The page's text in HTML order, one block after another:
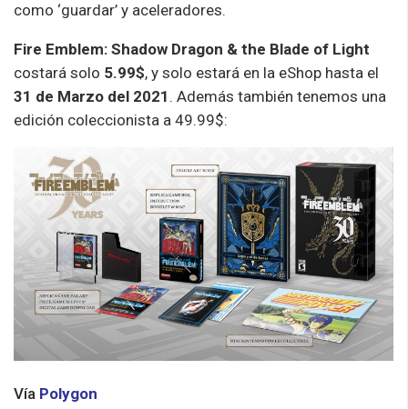
como ‘guardar’ y aceleradores.
Fire Emblem: Shadow Dragon & the Blade of Light
costará solo 5.99$, y solo estará en la eShop hasta el
31 de Marzo del 2021 . Además también tenemos una
edición coleccionista a 49.99$:
Vía Polygon